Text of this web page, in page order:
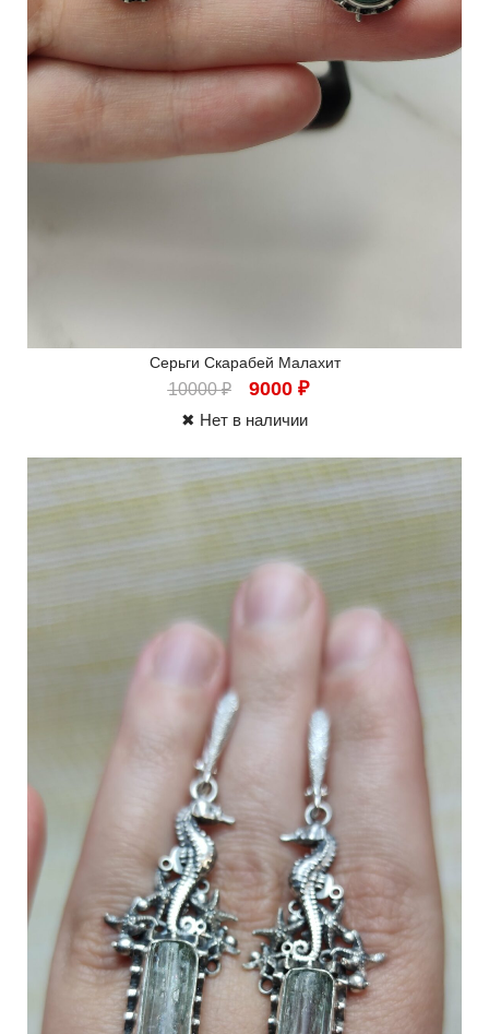
Серьги Скарабей Малахит
10000₽ 9000 ₽
✖ Нет в наличии